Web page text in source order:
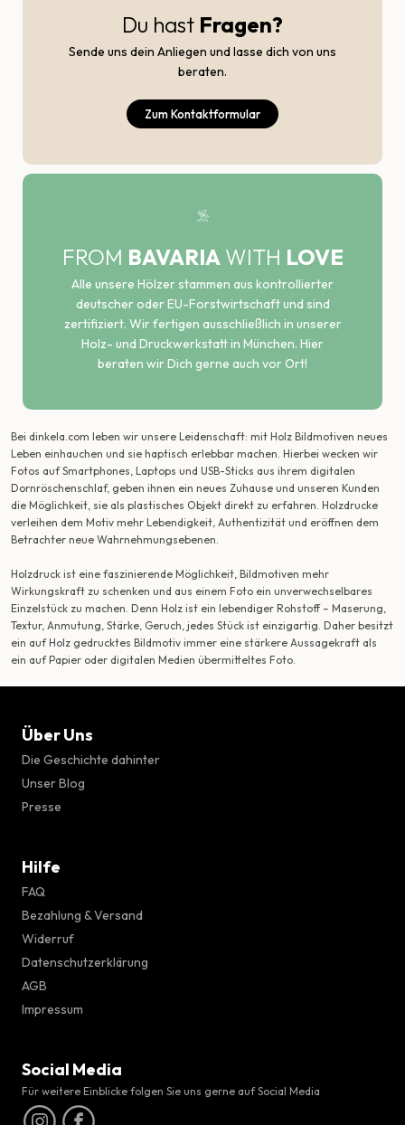
Du hast Fragen?
Sende uns dein Anliegen und lasse dich von uns
beraten.
Zum Kontaktformular
FROM BAVARIA WITH LOVE
Alle unsere Hölzer stammen aus kontrollierter
deutscher oder EU-Forstwirtschaft und sind
zertifiziert. Wir fertigen ausschließlich in unserer
Holz- und Druckwerkstatt in München. Hier
beraten wir Dich gerne auch vor Ort!
Bei dinkela.com leben wir unsere Leidenschaft: mit Holz Bildmotiven neues
Leben einhauchen und sie haptisch erlebbar machen. Hierbei wecken wir
Fotos auf Smartphones, Laptops und USB-Sticks aus ihrem digitalen
Dornröschenschlaf, geben ihnen ein neues Zuhause und unseren Kunden
die Möglichkeit, sie als plastisches Objekt direkt zu erfahren. Holzdrucke
verleihen dem Motiv mehr Lebendigkeit, Authentizität und eröffnen dem
Betrachter neue Wahrnehmungsebenen.
Holzdruck ist eine faszinierende Möglichkeit, Bildmotiven mehr
Wirkungskraft zu schenken und aus einem Foto ein unverwechselbares
Einzelstück zu machen. Denn Holz ist ein lebendiger Rohstoff – Maserung,
Textur, Anmutung, Stärke, Geruch, jedes Stück ist einzigartig. Daher besitzt
ein auf Holz gedrucktes Bildmotiv immer eine stärkere Aussagekraft als
ein auf Papier oder digitalen Medien übermitteltes Foto.
Über Uns
Die Geschichte dahinter
Unser Blog
Presse
Hilfe
FAQ
Bezahlung & Versand
Widerruf
Datenschutzerklärung
AGB
Impressum
Social Media
Für weitere Einblicke folgen Sie uns gerne auf Social Media